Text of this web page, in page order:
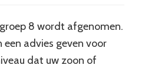
8 wordt afgenomen.
advies geven voor
dat uw zoon of